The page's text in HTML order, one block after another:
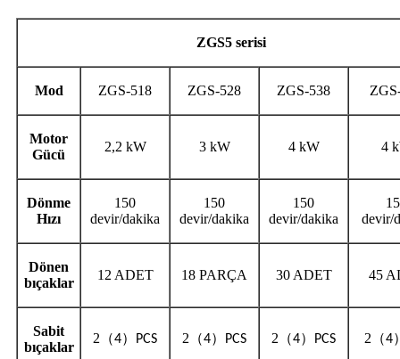
ZGS5 serisi
Mod ZGS-518 ZGS-528 ZGS-538
Motor
Gücü
2,2 kW 3 kW 4 kW 4
Dönme
Hızı
150
devir/dakika
150
devir/dakika
150
devir/dakika
devir/
Dönen
bıçaklar
12 ADET 18 PARÇA 30 ADET 45
Sabit
bıçaklar
2 （4） PCS 2 （4） PCS 2 （4） PCS 2 （4